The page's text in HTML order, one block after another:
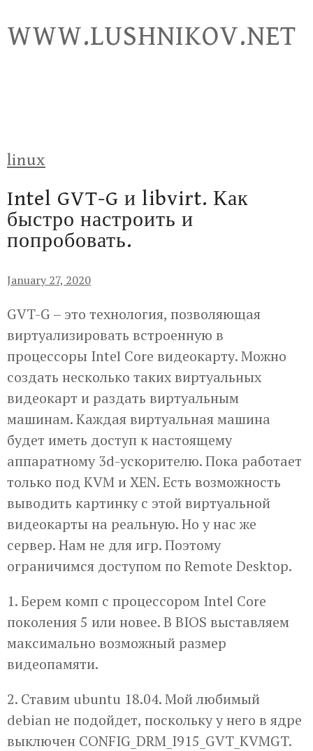
to
WWW.LUSHNIKOV.NET
linux
Intel GVT-G и libvirt. Как
быстро настроить и
попробовать.
January 27, 2020
GVT-G – это технология, позволяющая
виртуализировать встроенную в
процессоры Intel Core видеокарту. Можно
создать несколько таких виртуальных
видеокарт и раздать виртуальным
машинам. Каждая виртуальная машина
будет иметь доступ к настоящему
аппаратному 3d-ускорителю. Пока работает
только под KVM и XEN. Есть возможность
выводить картинку с этой виртуальной
видеокарты на реальную. Но у нас же
сервер. Нам не для игр. Поэтому
ограничимся доступом по Remote Desktop.
1. Берем комп с процессором Intel Core
поколения 5 или новее. В BIOS выставляем
максимально возможный размер
видеопамяти.
2. Ставим ubuntu 18.04. Мой любимый
debian не подойдет, поскольку у него в ядре
выключен CONFIG_DRM_I915_GVT_KVMGT.